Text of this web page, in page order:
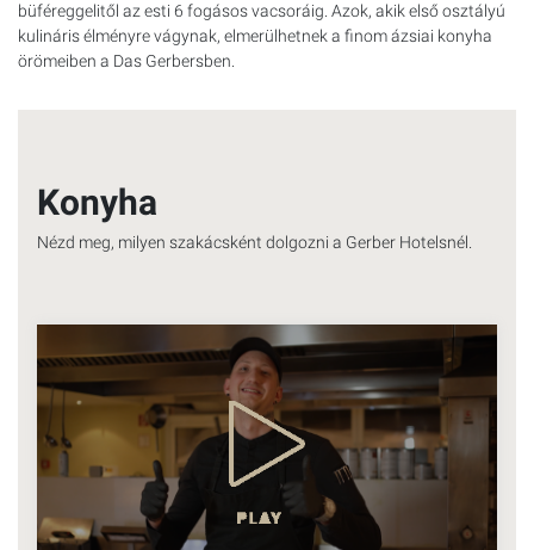
büféreggelitől az esti 6 fogásos vacsoráig. Azok, akik első osztályú
kulináris élményre vágynak, elmerülhetnek a finom ázsiai konyha
örömeiben a Das Gerbersben.
Konyha
Nézd meg, milyen szakácsként dolgozni a Gerber Hotelsnél.